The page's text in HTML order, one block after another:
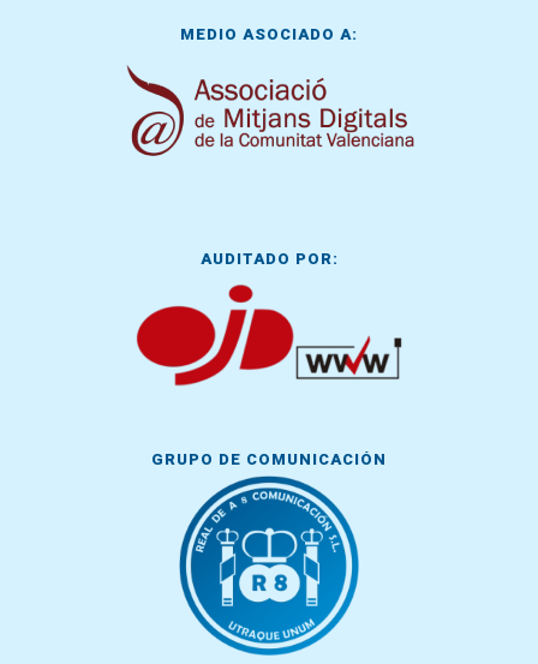
MEDIO ASOCIADO A:
AUDITADO POR:
GRUPO DE COMUNICACIÓN